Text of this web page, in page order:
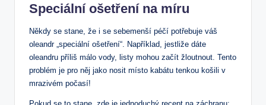
Speciální ⁤ošetření na míru
Někdy‍ se stane, že i se sebemenší ​péčí potřebuje váš
oleandr „speciální ošetření“. ⁢Například, jestliže dáte⁤
oleandru ​příliš‌ málo vody, listy‍ mohou⁤ začít žloutnout. ‌Tento
​problém je pro něj jako nosit místo⁤ kabátu tenkou košili⁢ v​
mrazivém počasí!
Pokud se to stane, ⁢zde⁤ je jednoduchý recept na ‍záchranu: